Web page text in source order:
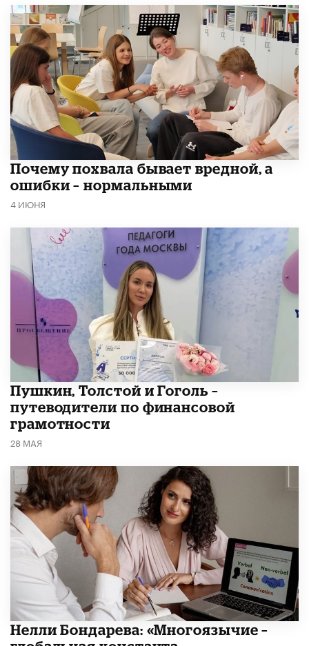
​Почему похвала бывает вредной, а
ошибки – нормальными
4 ИЮНЯ
​Пушкин, Толстой и Гоголь –
путеводители по финансовой
грамотности
28 МАЯ
​Нелли Бондарева: «Многоязычие –